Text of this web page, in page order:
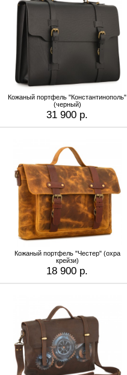
Кожаный портфель "Константинополь"
(черный)
31 900 р.
Кожаный портфель "Честер" (охра
крейзи)
18 900 р.